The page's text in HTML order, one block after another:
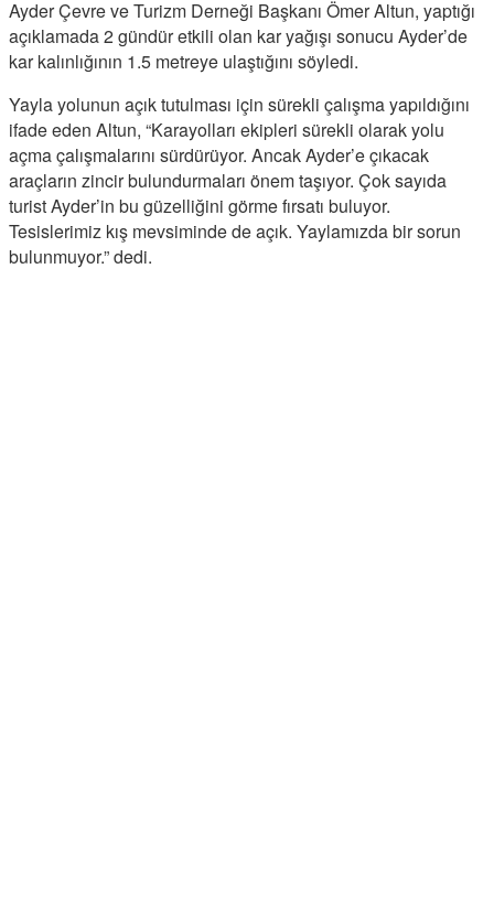
Ayder Çevre ve Turizm Derneği Başkanı Ömer Altun, yaptığı
açıklamada 2 gündür etkili olan kar yağışı sonucu Ayder’de
kar kalınlığının 1.5 metreye ulaştığını söyledi.
Yayla yolunun açık tutulması için sürekli çalışma yapıldığını
ifade eden Altun, “Karayolları ekipleri sürekli olarak yolu
açma çalışmalarını sürdürüyor. Ancak Ayder’e çıkacak
araçların zincir bulundurmaları önem taşıyor. Çok sayıda
turist Ayder’in bu güzelliğini görme fırsatı buluyor.
Tesislerimiz kış mevsiminde de açık. Yaylamızda bir sorun
bulunmuyor.” dedi.